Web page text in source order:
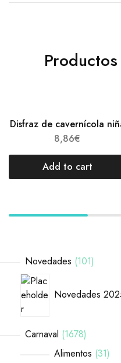
Disfraz de cavernícola
8,86€
Add to cart
Novedades 101
Novedades
Carnaval 1678
Alimentos 31